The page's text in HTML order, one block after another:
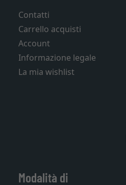
Contatti
Carrello acquisti
Account
Informazione legale
La mia wishlist
Modalità di